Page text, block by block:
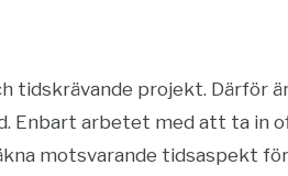
tidskrävande projekt. Därför
Enbart arbetet med att ta in
motsvarande tidsaspekt